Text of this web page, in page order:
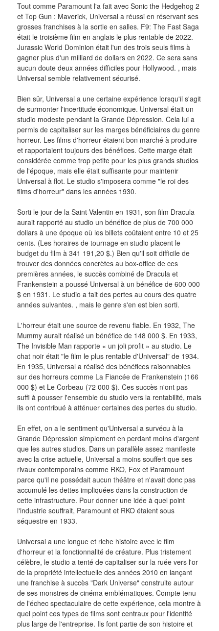
Tout comme Paramount l'a fait avec Sonic the Hedgehog 2
et Top Gun : Maverick, Universal a réussi en réservant ses
grosses franchises à la sortie en salles. F9: The Fast Saga
était le troisième film en anglais le plus rentable de 2022.
Jurassic World Dominion était l'un des trois seuls films à
gagner plus d'un milliard de dollars en 2022. Ce sera sans
aucun doute deux années difficiles pour Hollywood. , mais
Universal semble relativement sécurisé.
Bien sûr, Universal a une certaine expérience lorsqu'il s'agit
de surmonter l'incertitude économique. Universal était un
studio modeste pendant la Grande Dépression. Cela lui a
permis de capitaliser sur les marges bénéficiaires du genre
horreur. Les films d'horreur étaient bon marché à produire
et rapportaient toujours des bénéfices. Cette marge était
considérée comme trop petite pour les plus grands studios
de l'époque, mais elle était suffisante pour maintenir
Universal à flot. Le studio s'imposera comme "le roi des
films d'horreur" dans les années 1930.
Sorti le jour de la Saint-Valentin en 1931, son film Dracula
aurait rapporté au studio un bénéfice de plus de 700 000
dollars à une époque où les billets coûtaient entre 10 et 25
cents. (Les horaires de tournage en studio placent le
budget du film à 341 191,20 $.) Bien qu'il soit difficile de
trouver des données concrètes au box-office de ces
premières années, le succès combiné de Dracula et
Frankenstein a poussé Universal à un bénéfice de 600 000
$ en 1931. Le studio a fait des pertes au cours des quatre
années suivantes. , mais le genre s'en est bien sorti.
L'horreur était une source de revenu fiable. En 1932, The
Mummy aurait réalisé un bénéfice de 148 000 $. En 1933,
The Invisible Man rapporte « un joli profit » au studio. Le
chat noir était "le film le plus rentable d'Universal" de 1934.
En 1935, Universal a réalisé des bénéfices raisonnables
sur des horreurs comme La Fiancée de Frankenstein (166
000 $) et Le Corbeau (72 000 $). Ces succès n'ont pas
suffi à pousser l'ensemble du studio vers la rentabilité, mais
ils ont contribué à atténuer certaines des pertes du studio.
En effet, on a le sentiment qu'Universal a survécu à la
Grande Dépression simplement en perdant moins d'argent
que les autres studios. Dans un parallèle assez manifeste
avec la crise actuelle, Universal a moins souffert que ses
rivaux contemporains comme RKO, Fox et Paramount
parce qu'il ne possédait aucun théâtre et n'avait donc pas
accumulé les dettes impliquées dans la construction de
cette infrastructure. Pour donner une idée à quel point
l'industrie souffrait, Paramount et RKO étaient sous
séquestre en 1933.
Universal a une longue et riche histoire avec le film
d'horreur et la fonctionnalité de créature. Plus tristement
célèbre, le studio a tenté de capitaliser sur la ruée vers l'or
de la propriété intellectuelle des années 2010 en lançant
une franchise à succès "Dark Universe" construite autour
de ses monstres de cinéma emblématiques. Compte tenu
de l'échec spectaculaire de cette expérience, cela montre à
quel point ces types de films sont centraux pour l'identité
plus large de l'entreprise. Ils font partie de son histoire et